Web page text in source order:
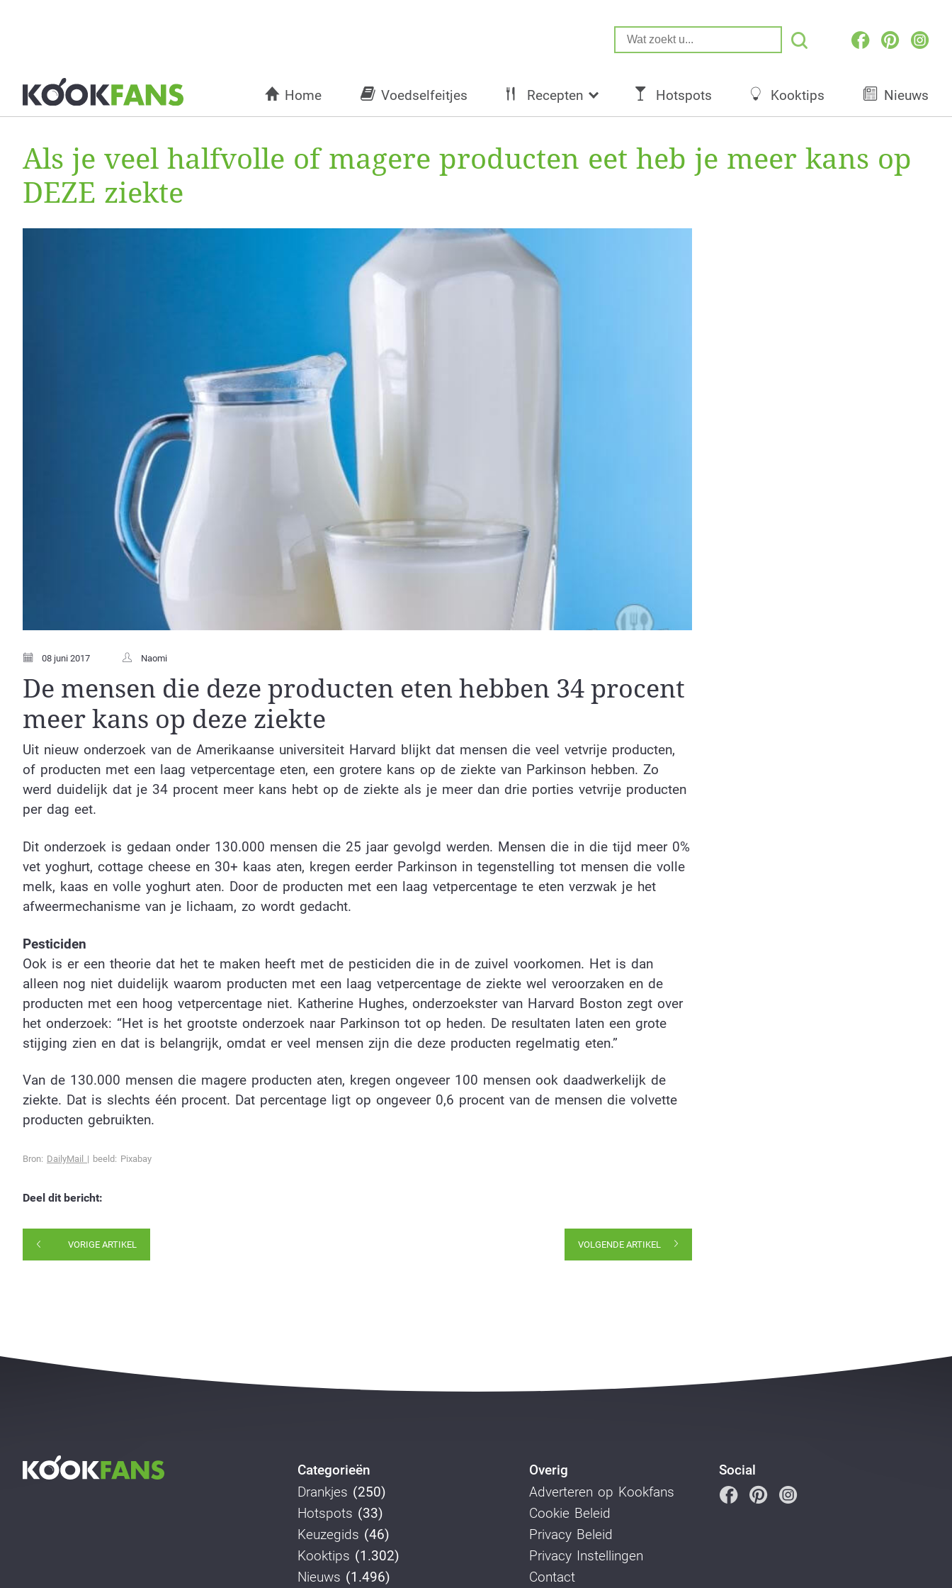
Home Voedselfeitjes Recepten Hotspots Kooktips Nieuws
Als je veel halfvolle of magere producten eet heb je meer kans op
DEZE ziekte
08 juni 2017 Naomi
De mensen die deze producten eten hebben 34 procent
meer kans op deze ziekte
Uit nieuw onderzoek van de Amerikaanse universiteit Harvard blijkt dat mensen die veel vetvrije producten,
of producten met een laag vetpercentage eten, een grotere kans op de ziekte van Parkinson hebben. Zo
werd duidelijk dat je 34 procent meer kans hebt op de ziekte als je meer dan drie porties vetvrije producten
per dag eet.
Dit onderzoek is gedaan onder 130.000 mensen die 25 jaar gevolgd werden. Mensen die in die tijd meer 0%
vet yoghurt, cottage cheese en 30+ kaas aten, kregen eerder Parkinson in tegenstelling tot mensen die volle
melk, kaas en volle yoghurt aten. Door de producten met een laag vetpercentage te eten verzwak je het
afweermechanisme van je lichaam, zo wordt gedacht.
Pesticiden
Ook is er een theorie dat het te maken heeft met de pesticiden die in de zuivel voorkomen. Het is dan
alleen nog niet duidelijk waarom producten met een laag vetpercentage de ziekte wel veroorzaken en de
producten met een hoog vetpercentage niet. Katherine Hughes, onderzoekster van Harvard Boston zegt over
het onderzoek: “Het is het grootste onderzoek naar Parkinson tot op heden. De resultaten laten een grote
stijging zien en dat is belangrijk, omdat er veel mensen zijn die deze producten regelmatig eten.”
Van de 130.000 mensen die magere producten aten, kregen ongeveer 100 mensen ook daadwerkelijk de
ziekte. Dat is slechts één procent. Dat percentage ligt op ongeveer 0,6 procent van de mensen die volvette
producten gebruikten.
Bron: DailyMail | beeld: Pixabay
Deel dit bericht:
VORIGE ARTIKEL VOLGENDE ARTIKEL
Categorieën
Drankjes (250)
Hotspots (33)
Keuzegids (46)
Kooktips (1.302)
Nieuws (1.496)
Overig
Adverteren op Kookfans
Cookie Beleid
Privacy Beleid
Privacy Instellingen
Contact
Social